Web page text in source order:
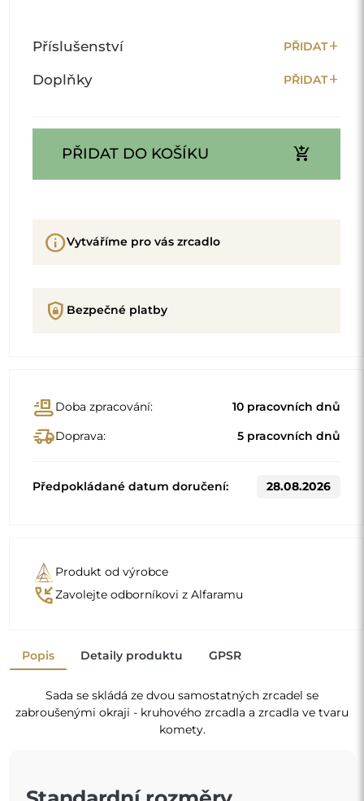
Příslušenství PŘIDATadd
Doplňky PŘIDATadd
PŘIDAT DO KOŠÍKU add_shopping_cart
infoVytváříme pro vás zrcadlo
shield_lock Bezpečné platby
conveyor_beltDoba zpracování: 10 pracovních dnů
delivery_truck_speedDoprava: 5 pracovních dnů
Předpokládané datum doručení: 28.08.2026
Produkt od výrobce
phone_callbackZavolejte odborníkovi z Alfaramu
Popis Detaily produktu GPSR
Sada se skládá ze dvou samostatných zrcadel se
zabroušenými okraji - kruhového zrcadla a zrcadla ve tvaru
komety.